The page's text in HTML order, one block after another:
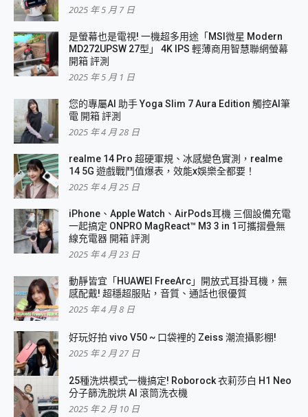
2025 年 5 月 7 日
是螢幕也是電視! 一機超多用途「MSI微星 Modern
MD272UPSW 27型」 4K IPS 輕薄商用智慧聯網螢幕
開箱 評測
2025 年 5 月 1 日
您的專屬AI 助手 Yoga Slim 7 Aura Edition 觸控AI筆
電 開箱 評測
2025 年 4 月 28 日
realme 14 Pro 超硬軍規、冰感變色實測，realme
14 5G 遊戲戰鬥值爆表，效能x娛樂全都要！
2025 年 4 月 25 日
iPhone、Apple Watch、AirPods耳機 三個設備充電
一起搞定 ONPRO MagReact™ M3 3 in 1可攜摺疊無
線充電器 開箱 評測
2025 年 4 月 23 日
動靜皆宜「HUAWEI FreeArc」開放式耳掛耳機，無
感配戴! 超穩超服貼，音質、通話也很優質
2025 年 4 月 8 日
好玩好拍 vivo V50 ~ 口袋裡的 Zeiss 潮流攝影棚!
2025 年 2 月 27 日
25種洗烘模式一機搞定! Roborock 衣莉莎白 H1 Neo
分子篩洗脫烘 AI 滾筒洗衣機
2025 年 2 月 10 日